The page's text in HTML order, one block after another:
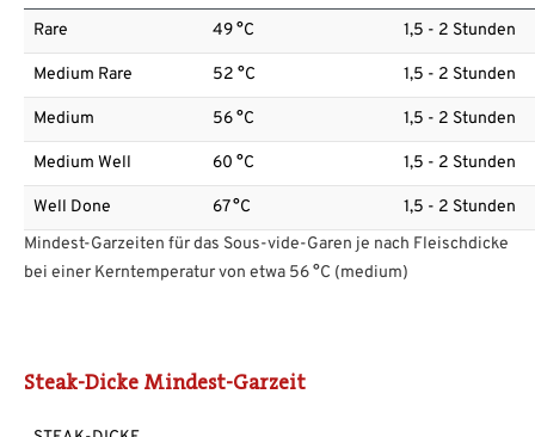
Rare 49 °C 1,5 - 2 Stunden
Medium Rare 52 °C 1,5 - 2 Stunden
Medium 56 °C 1,5 - 2 Stunden
Medium Well 60 °C 1,5 - 2 Stunden
Well Done 67 °C
1,5 - 2 Stunden
Mindest-Garzeiten für das Sous-vide-Garen je nach Fleischdicke
bei einer Kerntemperatur von etwa 56 °C (medium)
Steak-Dicke Mindest-Garzeit